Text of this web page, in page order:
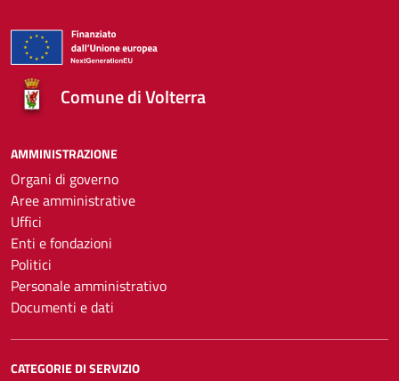
Comune di Volterra
AMMINISTRAZIONE
Organi di governo
Aree amministrative
Uffici
Enti e fondazioni
Politici
Personale amministrativo
Documenti e dati
CATEGORIE DI SERVIZIO